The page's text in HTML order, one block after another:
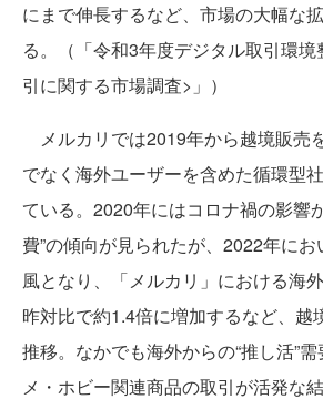
にまで伸長するなど、市場の大幅な
る。（「令和3年度デジタル取引環
引に関する市場調査>」）
メルカリでは2019年から越境販売
でなく海外ユーザーを含めた循環型
ている。2020年にはコロナ禍の影響
費”の傾向が見られたが、2022年に
風となり、「メルカリ」における海
昨対比で約1.4倍に増加するなど、越
推移。なかでも海外からの“推し活”
メ・ホビー関連商品の取引が活発な